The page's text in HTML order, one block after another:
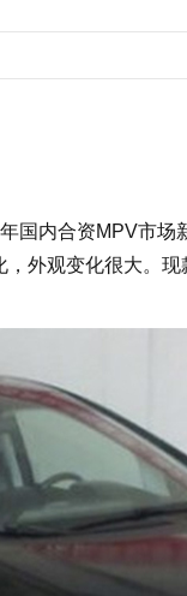
内合资MPV市场
外观变化很大。